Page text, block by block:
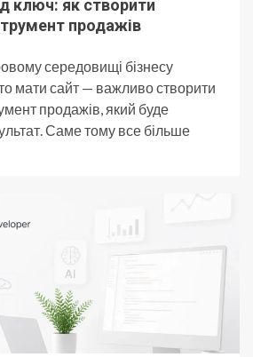
ключ: як створити
продажів
середовищі бізнесу
мати сайт — важливо створити
продажів, який буде
Саме тому все більше